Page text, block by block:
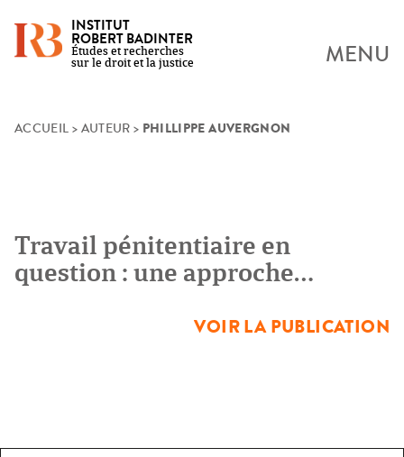
Skip
INSTITUT
ROBERT BADINTER
Études et recherches
sur le droit et la justice
MENU
ACCUEIL > AUTEUR > PHILLIPPE AUVERGNON
Travail pénitentiaire en
question : une approche
VOIR LA PUBLICATION